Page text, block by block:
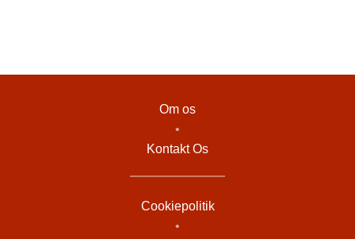
Om os
•
Kontakt Os
Cookiepolitik
•